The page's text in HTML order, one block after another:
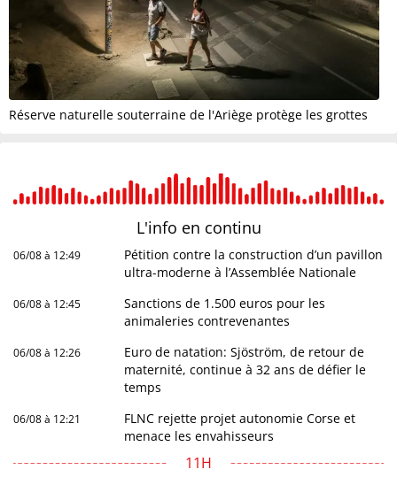
Réserve naturelle souterraine de l'Ariège protège les grottes
L'info en continu
06/08 à 12:49
Pétition contre la construction d’un pavillon
ultra-moderne à l’Assemblée Nationale
06/08 à 12:45
Sanctions de 1.500 euros pour les
animaleries contrevenantes
06/08 à 12:26
Euro de natation: Sjöström, de retour de
maternité, continue à 32 ans de défier le
temps
06/08 à 12:21
FLNC rejette projet autonomie Corse et
menace les envahisseurs
11H